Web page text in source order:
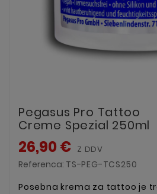
Pegasus Pro Tattoo
Creme Spezial 250ml
26,90 € Z DDV
Referenca: TS-PEG-TCS250
Posebna krema za tattoo je